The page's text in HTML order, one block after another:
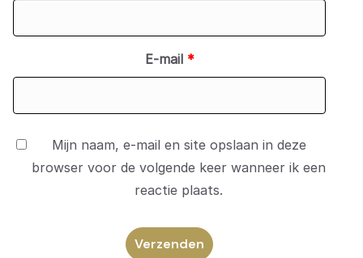
E-mail *
Mijn naam, e-mail en site opslaan in deze
browser voor de volgende keer wanneer ik een
reactie plaats.